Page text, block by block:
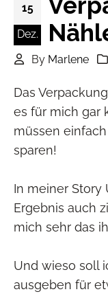
15
Dez.
By Marlene
Das
es für mich gar
müssen
sparen!
In meiner Story
Ergebnis auch
mich sehr das
Und wieso soll
ausgeben für